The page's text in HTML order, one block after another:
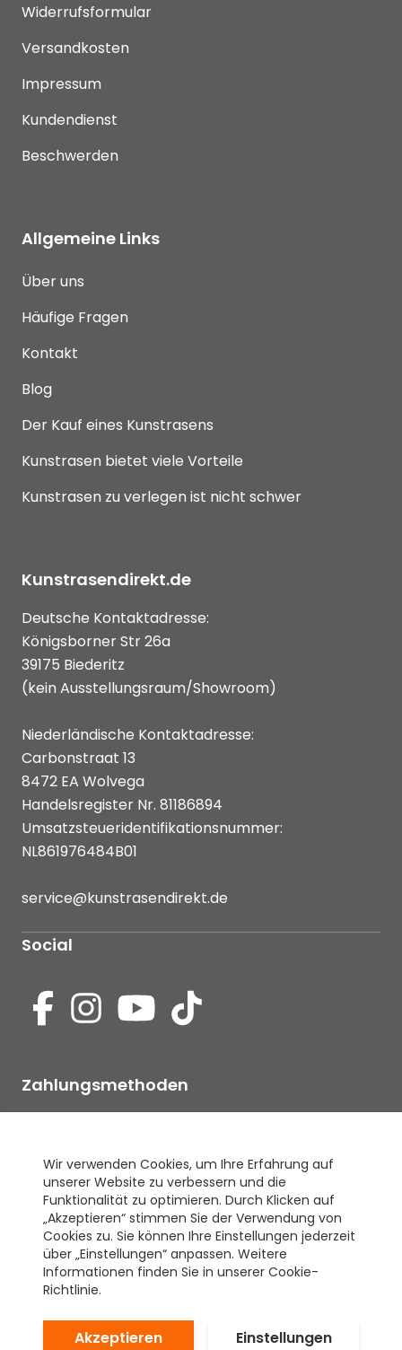
Wir verwenden Cookies, um Ihre Erfahrung auf
unserer Website zu verbessern und die
Funktionalität zu optimieren. Durch Klicken auf
„Akzeptieren“ stimmen Sie der Verwendung von
Cookies zu. Sie können Ihre Einstellungen jederzeit
über „Einstellungen“ anpassen. Weitere
Informationen finden Sie in unserer Cookie-
Richtlinie.
Akzeptieren Einstellungen
Widerrufsformular
Versandkosten
Impressum
Kundendienst
Beschwerden
Allgemeine Links
Über uns
Häufige Fragen
Kontakt
Blog
Der Kauf eines Kunstrasens
Kunstrasen bietet viele Vorteile
Kunstrasen zu verlegen ist nicht schwer
Kunstrasendirekt.de
Deutsche Kontaktadresse:
Königsborner Str 26a
39175 Biederitz
(kein Ausstellungsraum/Showroom)
Niederländische Kontaktadresse:
Carbonstraat 13
8472 EA Wolvega
Handelsregister Nr. 81186894
Umsatzsteueridentifikationsnummer:
NL861976484B01
service@kunstrasendirekt.de
Social
Zahlungsmethoden
Unser Gütesiegel
Copyright ©